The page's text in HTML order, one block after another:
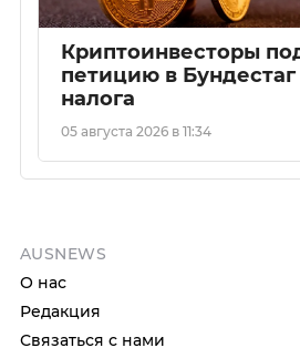
Криптоинвесторы
петицию в Бундестаг
налога
05 августа 2026 в 11:34
AUSNEWS
О нас
Редакция
Связаться с нами